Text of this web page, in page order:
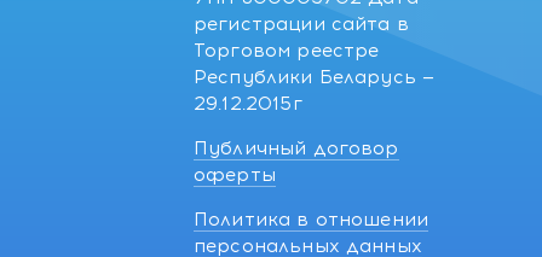
регистрации сайта в
Торговом реестре
Республики Беларусь —
29.12.2015г
Публичный договор
оферты
Политика в отношении
персональных данных